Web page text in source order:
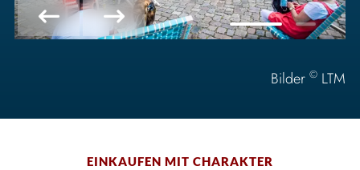
Bilder © LTM
EINKAUFEN MIT CHARAKTER